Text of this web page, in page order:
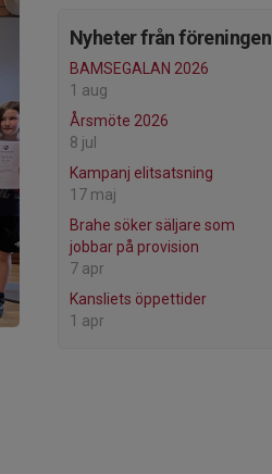
Nyheter från föreningen
BAMSEGALAN 2026
1 aug
Årsmöte 2026
8 jul
Kampanj elitsatsning
17 maj
Brahe söker säljare som
jobbar på provision
7 apr
Kansliets öppettider
1 apr